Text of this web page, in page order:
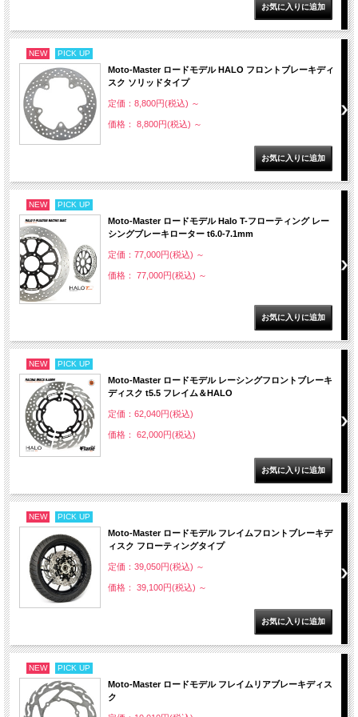
NEW PICK UP
Moto-Master ロードモデル HALO フロントブレーキディ
スク ソリッドタイプ
定価：8,800円(税込) ～
価格： 8,800円(税込) ～
NEW PICK UP
Moto-Master ロードモデル Halo T-フローティング レー
シングブレーキローター t6.0-7.1mm
定価：77,000円(税込) ～
価格： 77,000円(税込) ～
NEW PICK UP
Moto-Master ロードモデル レーシングフロントブレーキ
ディスク t5.5 フレイム＆HALO
定価：62,040円(税込)
価格： 62,000円(税込)
NEW PICK UP
Moto-Master ロードモデル フレイムフロントブレーキデ
ィスク フローティングタイプ
定価：39,050円(税込) ～
価格： 39,100円(税込) ～
NEW PICK UP
Moto-Master ロードモデル フレイムリアブレーキディス
ク